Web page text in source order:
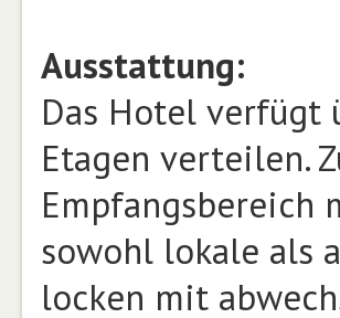
Ausstattung:
Das Hotel verfügt
Etagen verteilen.
Empfangsbereich
sowohl lokale als
locken mit